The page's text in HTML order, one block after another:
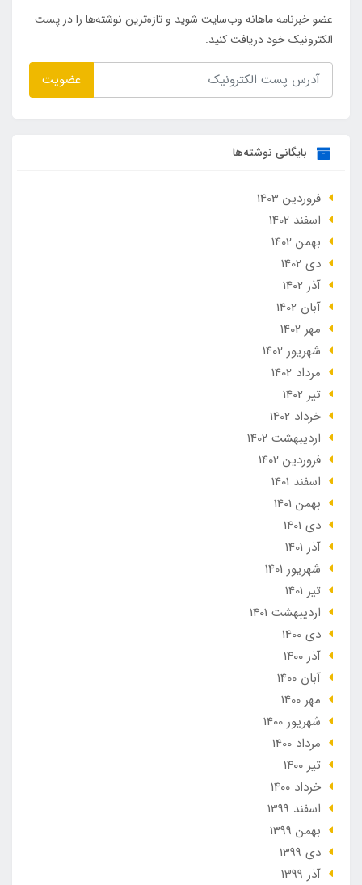
عضو خبرنامه ماهانه وب‌سایت شوید و تازه‌ترین نوشته‌ها را در پست
الکترونیک خود دریافت کنید.
عضویت
بایگانی نوشته‌ها
فروردین 1403
اسفند 1402
بهمن 1402
دی 1402
آذر 1402
آبان 1402
مهر 1402
شهریور 1402
مرداد 1402
تير 1402
خرداد 1402
ارديبهشت 1402
فروردین 1402
اسفند 1401
بهمن 1401
دی 1401
آذر 1401
شهریور 1401
تير 1401
ارديبهشت 1401
دی 1400
آذر 1400
آبان 1400
مهر 1400
شهریور 1400
مرداد 1400
تير 1400
خرداد 1400
اسفند 1399
بهمن 1399
دی 1399
آذر 1399